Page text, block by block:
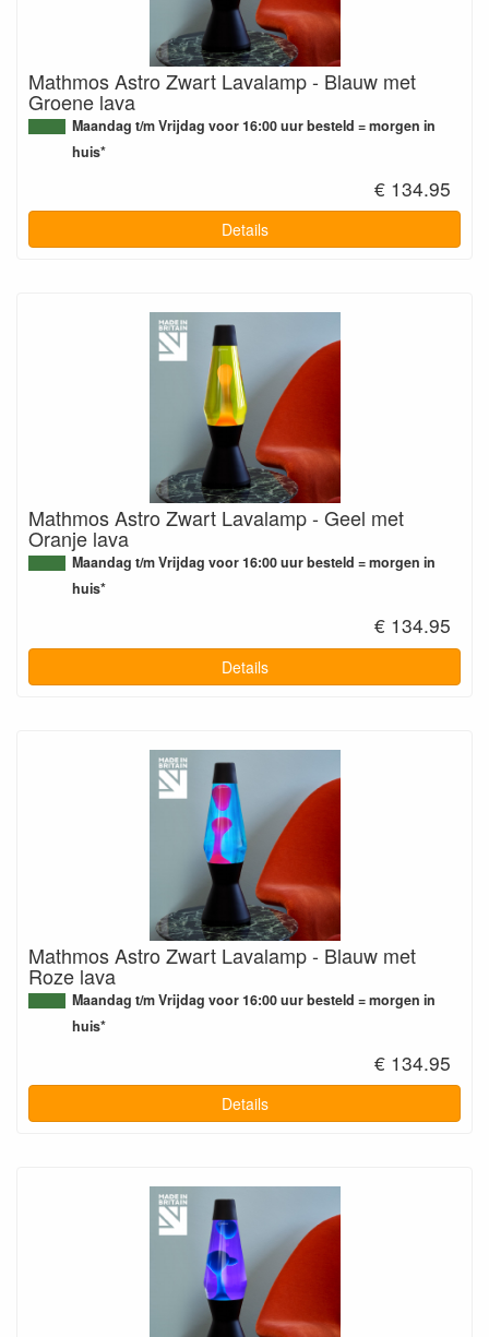
Mathmos Astro Zwart Lavalamp - Blauw met
Groene lava
Maandag t/m Vrijdag voor 16:00 uur besteld = morgen in
huis*
€ 134.95
Details
Mathmos Astro Zwart Lavalamp - Geel met
Oranje lava
Maandag t/m Vrijdag voor 16:00 uur besteld = morgen in
huis*
€ 134.95
Details
Mathmos Astro Zwart Lavalamp - Blauw met
Roze lava
Maandag t/m Vrijdag voor 16:00 uur besteld = morgen in
huis*
€ 134.95
Details